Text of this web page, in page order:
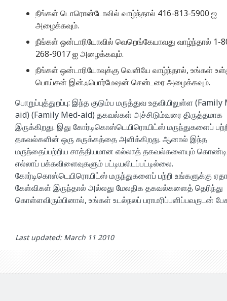
நீங்கள் டொரொன்டோவில் வாழ்ந்தால் 416-813-5900 ஐ
அழைக்கவும்.
நீங்கள் ஒன்டாரியோவில் வெறெங்கேயாவது வாழ்ந்தால் 1-
268-9017 ஐ அழைக்கவும்.
நீங்கள் ஒன்டாரியோவுக்கு வெளியே வாழ்ந்தால், உங்கள்
பொய்சன் இன்ஃபொர்மேஷன் சென்டரை அழைக்கவும்.
பொறுப்புத்துறப்பு: இந்த குடும்ப மருத்துவ உதவியிலுள்ள (Family
aid) (Family Med-aid) தகவல்கள் அச்சிடும்வரை திருத்தமாக
இருக்கிறது. இது கோர்டிகொஸ்டெயிரொயிட்ஸ் மருந்துகளைப்
தகவல்களின் ஒரு சுருக்கத்தை அளிக்கிறது. ஆனால் இந்த
மருந்தைப்பற்றிய சாத்தியமான எல்லாத் தகவல்களையும்
எல்லாப் பக்கவிளைவுகளும் பட்டியலிடப்பட்டில்லை.
கோர்டிகொஸ்டெயிரொயிட்ஸ் மருந்துகளைப் பற்றி உங்களுக்கு
கேள்விகள் இருந்தால் அல்லது மேலதிக தகவல்களைத் தெரிந்து
கொள்ளவிரும்பினால், உங்கள் உடல்நலப் பராமரிப்பளிப்பவருடன்
Last updated: March 11 2010